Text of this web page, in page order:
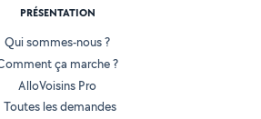
PRÉSENTATION
Qui sommes-nous ?
ça marche ?
AlloVoisins Pro
Toutes les demandes